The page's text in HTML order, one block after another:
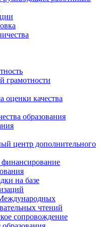
грамотности
оценки качества
образования
центр дополнительного
на базе
чтений
сопровождение